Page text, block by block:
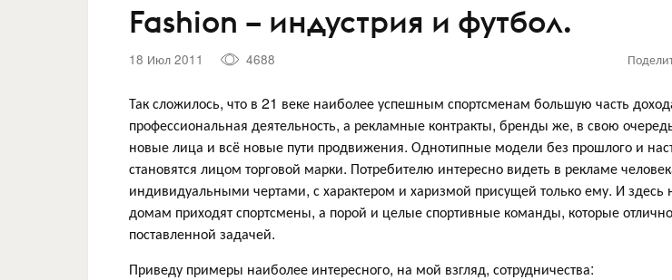
Fashion – индустрия и футбол.
18 Июл 2011 4688
Так сложилось, что в 21 веке наиболее успешным спортсменам большую часть
профессиональная деятельность, а рекламные контракты, бренды же, в свою
новые лица и всё новые пути продвижения. Однотипные модели без прошлого и
становятся лицом торговой марки. Потребителю интересно видеть в рекламе
индивидуальными чертами, с характером и харизмой присущей только ему. И
домам приходят спортсмены, а порой и целые спортивные команды, которые
поставленной задачей.
Приведу примеры наиболее интересного, на мой взгляд, сотрудничества: